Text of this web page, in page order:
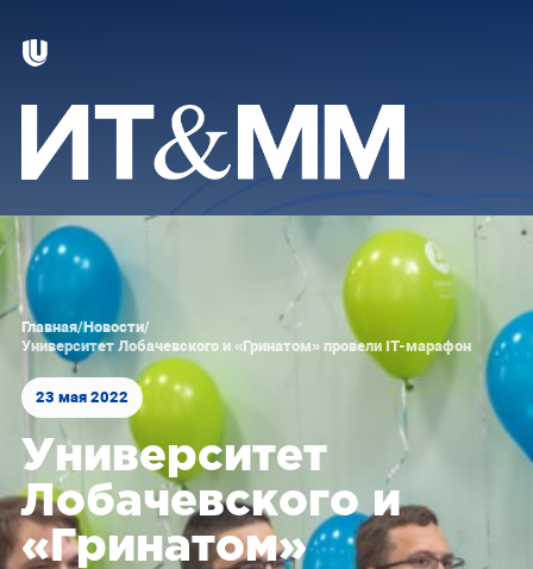
Главная/Новости/
Университет Лобачевского и «Гринатом» провели IT-марафон
23 мая 2022
Университет
Лобачевского и
«Гринатом»